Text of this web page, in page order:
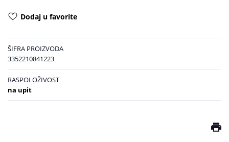
Dodaj u favorite
ŠIFRA PROIZVODA
3352210841223
RASPOLOŽIVOST
na upit